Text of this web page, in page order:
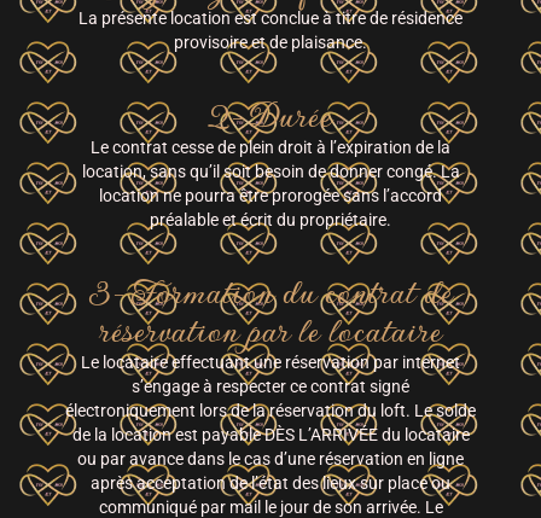
La présente location est conclue à titre de résidence
provisoire et de plaisance.
2- Durée
Le contrat cesse de plein droit à l’expiration de la
location, sans qu’il soit besoin de donner congé. La
location ne pourra être prorogée sans l’accord
préalable et écrit du propriétaire.
3- Formation du contrat de
réservation par le locataire
Le locataire effectuant une réservation par internet
s’engage à respecter ce contrat signé
électroniquement lors de la réservation du loft. Le solde
de la location est payable DÈS L’ARRIVÉE du locataire
ou par avance dans le cas d’une réservation en ligne
après acceptation de l’état des lieux sur place ou
communiqué par mail le jour de son arrivée. Le